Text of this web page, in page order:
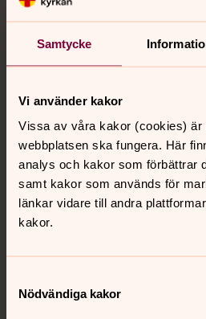
Samtycke
Vi använder kakor
Vissa av våra kakor (cookies) är
webbplatsen ska fungera. Här
analys och kakor som förbättrar
samt kakor som används för
länkar vidare till andra
kakor.
Nödvändiga kakor
Vendela Holmstedt
Direkt:+46(850)599168Mobil:
E-post:
Anna Levin
Direkt: +46(8)50599080
E-post: